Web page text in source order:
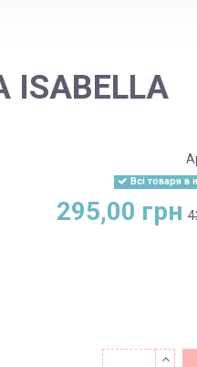
ISABELLA
Всі товари в
295,00 грн